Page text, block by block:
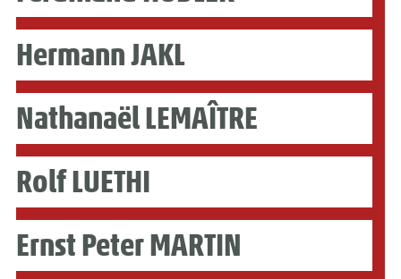
Hermann JAKL
Nathanaël LEMAÎTRE
Rolf LUETHI
Ernst Peter MARTIN